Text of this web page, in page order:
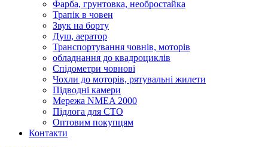
Фарба, грунтовка, необростайка
Трапік в човен
Звук на борту
Душ, аератор
Транспортування човнів, моторів
обладнання до квадроциклів
Спідометри човнові
Чохли до моторів, рятувальні жилети
Підводні камери
Мережа NMEA 2000
Підлога для СТО
Оптовим покупцям
Контакти